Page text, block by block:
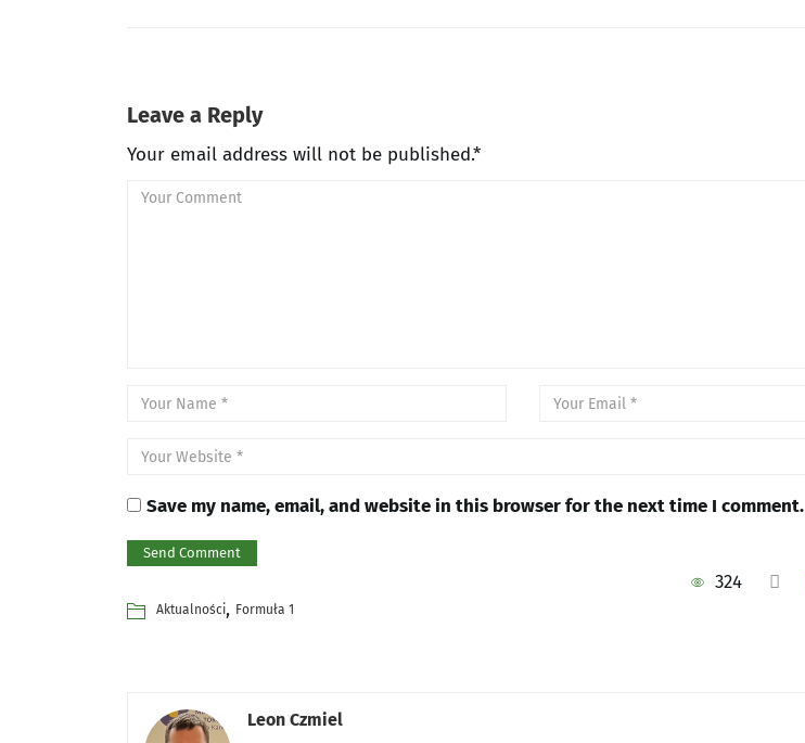
Leave a Reply
Your email address will not be published.*
Save my name, email, and website in this browser for the next time I comment.
324
Aktualności, Formuła 1
Leon Czmiel